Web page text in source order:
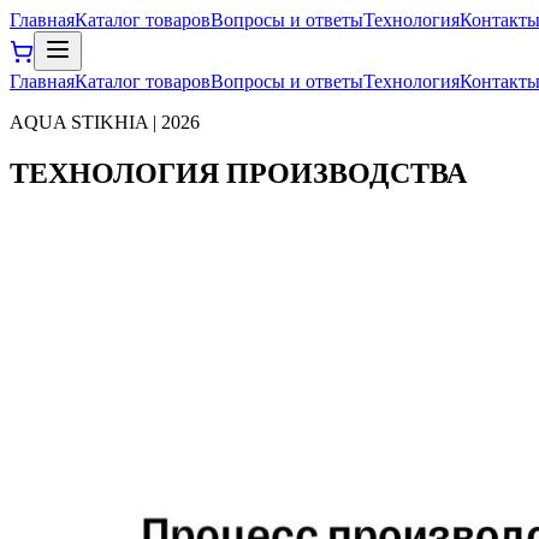
ГлавнаяКаталог товаровВопросы и ответыТехнологияКонтакты
ГлавнаяКаталог товаровВопросы и ответыТехнологияКонтакты
AQUA STIKHIA | 2026
ТЕХНОЛОГИЯ ПРОИЗВОДСТВА